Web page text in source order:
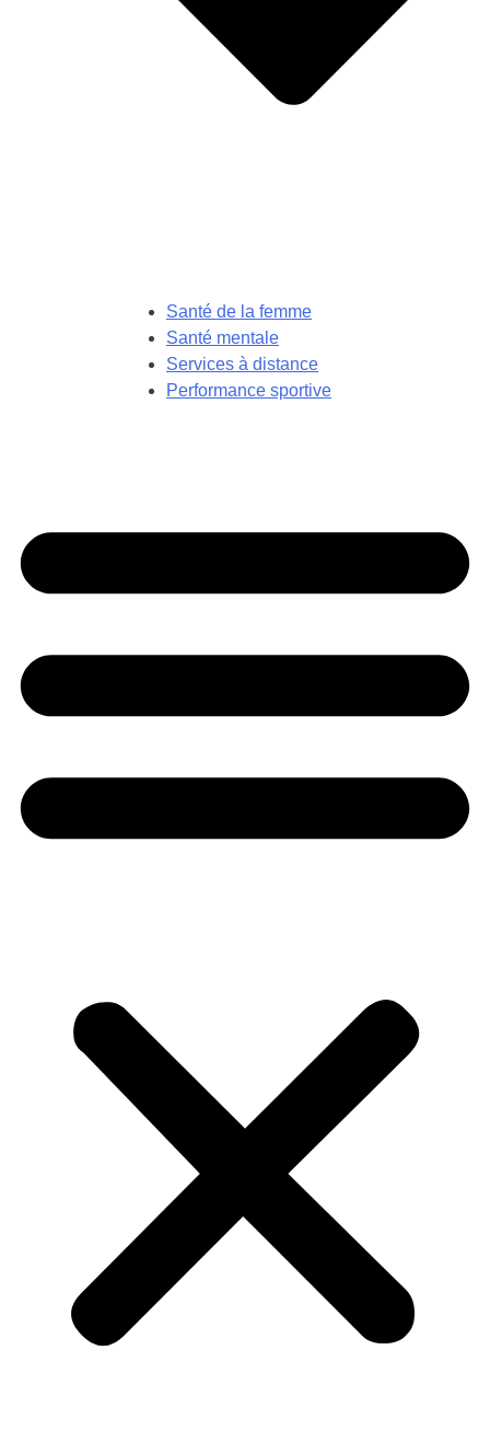
Santé de la femme
Santé mentale
Services à distance
Performance sportive